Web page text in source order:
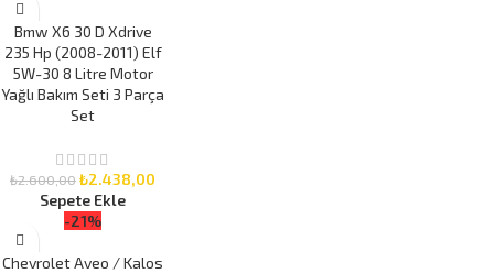
Bmw X6 30 D Xdrive
235 Hp (2008-2011) Elf
5W-30 8 Litre Motor
Yağlı Bakım Seti 3 Parça
Set
₺2.600,00₺2.438,00
Sepete Ekle
-21%
Chevrolet Aveo / Kalos